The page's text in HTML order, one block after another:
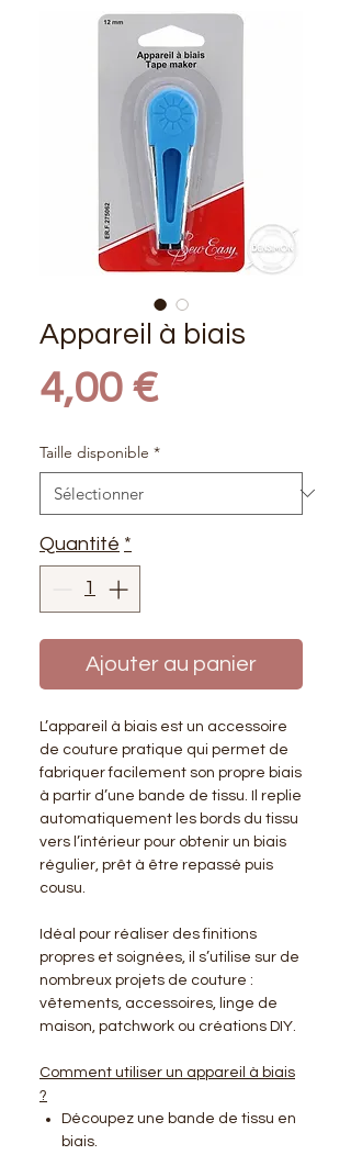
Appareil à biais
4,00 €Prix
Taille disponible *
Quantité *
Ajouter au panier
L’appareil à biais est un accessoire
de couture pratique qui permet de
fabriquer facilement son propre biais
à partir d’une bande de tissu. Il replie
automatiquement les bords du tissu
vers l’intérieur pour obtenir un biais
régulier, prêt à être repassé puis
cousu.
Idéal pour réaliser des finitions
propres et soignées, il s’utilise sur de
nombreux projets de couture :
vêtements, accessoires, linge de
maison, patchwork ou créations DIY.
Comment utiliser un appareil à biais
?
Découpez une bande de tissu en
biais.